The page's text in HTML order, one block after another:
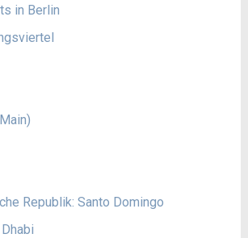
in Berlin
Republik: Santo Domingo